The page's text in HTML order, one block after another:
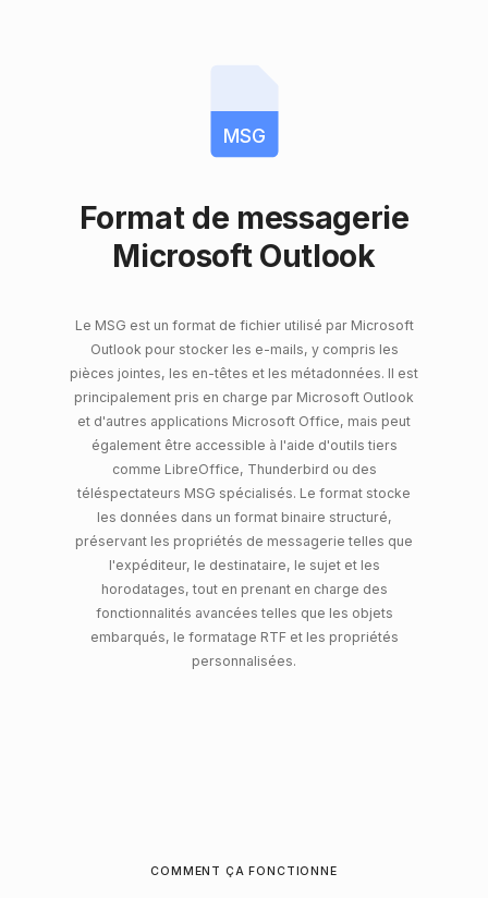
MSG
Format de messagerie
Microsoft Outlook
Le MSG est un format de fichier utilisé par Microsoft
Outlook pour stocker les e-mails, y compris les
pièces jointes, les en-têtes et les métadonnées. Il est
principalement pris en charge par Microsoft Outlook
et d'autres applications Microsoft Office, mais peut
également être accessible à l'aide d'outils tiers
comme LibreOffice, Thunderbird ou des
téléspectateurs MSG spécialisés. Le format stocke
les données dans un format binaire structuré,
préservant les propriétés de messagerie telles que
l'expéditeur, le destinataire, le sujet et les
horodatages, tout en prenant en charge des
fonctionnalités avancées telles que les objets
embarqués, le formatage RTF et les propriétés
personnalisées.
COMMENT ÇA FONCTIONNE